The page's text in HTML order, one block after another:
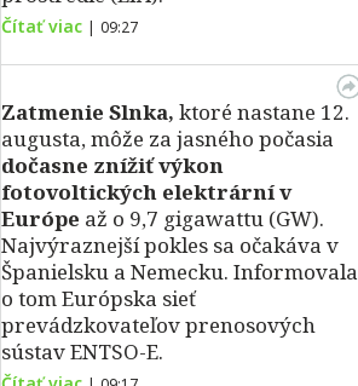
Čítať viac | 09:27
Zatmenie Slnka, ktoré nastane 12.
augusta, môže za jasného počasia
dočasne znížiť výkon
fotovoltických elektrární v
Európe až o 9,7 gigawattu (GW).
Najvýraznejší pokles sa očakáva v
Španielsku a Nemecku. Informovala
o tom Európska sieť
prevádzkovateľov prenosových
sústav ENTSO-E.